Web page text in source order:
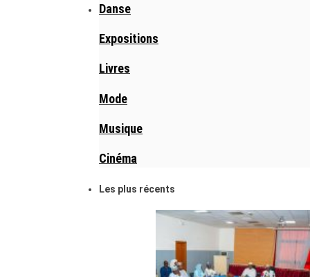
Danse
Expositions
Livres
Mode
Musique
Cinéma
Les plus récents